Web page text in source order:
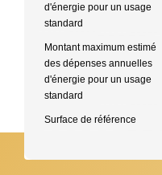
d'énergie pour un usage
standard
Montant maximum estimé
des dépenses annuelles
d'énergie pour un usage
standard
Surface de référence